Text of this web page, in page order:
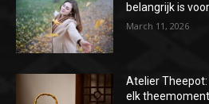
belangrijk is
March 11, 2026
Atelier
elk theemoment